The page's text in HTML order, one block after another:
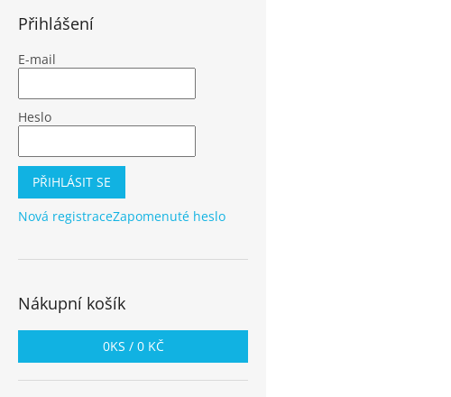
Přihlášení
E-mail
Heslo
PŘIHLÁSIT SE
Nová registraceZapomenuté heslo
Nákupní košík
0KS / 0 KČ